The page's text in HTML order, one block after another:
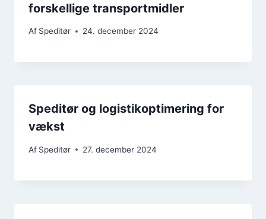
forskellige transportmidler
Af Speditør 24. december 2024
Speditør og logistikoptimering for
vækst
Af Speditør 27. december 2024